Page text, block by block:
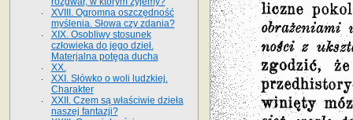
XVIII. Ogromna oszczędność
myślenia. Słowa czy zdania?
XIX. Osobliwy stosunek
człowieka do jego dzieł.
Materjalna potęga ducha
XX.
XXI. Słówko o woli ludzkiej.
Charakter
XXII. Czem są właściwie dzieła
naszej fantazji?